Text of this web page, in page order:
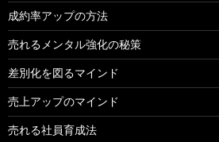
成約率アップの方法
売れるメンタル強化の秘策
差別化を図るマインド
売上アップのマインド
売れる社員育成法